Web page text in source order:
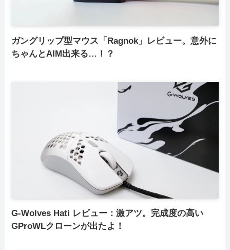
ガングリップ型マウス「Ragnok」レビュー。意外に
ちゃんとAIM出来る…！？
G-Wolves Hati レビュー：激アツ。完成度の高い
GProWLクローンが出たよ！